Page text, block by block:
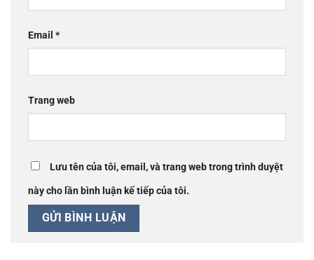
Email *
Trang web
Lưu tên của tôi, email, và trang web trong trình duyệt
này cho lần bình luận kế tiếp của tôi.